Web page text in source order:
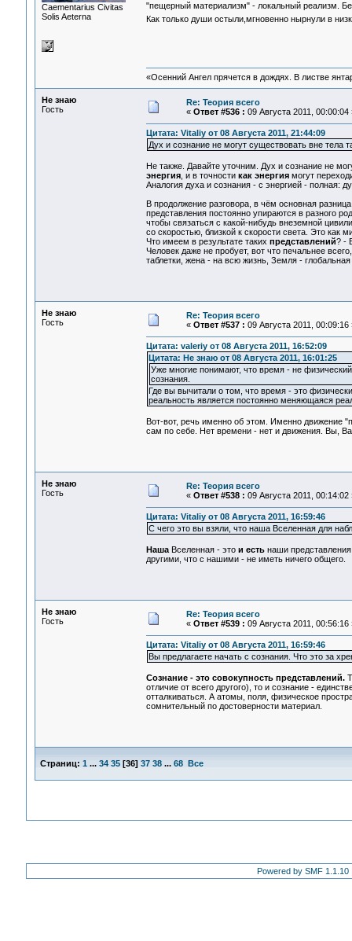
Сaementarius Civitas
Solis Aeterna
"пещерный материализм" - локальный реализм.
Как только души остыли,мгновенно нырнули в
«Осенний Ангел прячется в дождях. В листве
Не знаю
Гость
Re: Теория всего
« Ответ #536 : 09 Августа 2011, 00:00:04
Цитата: Vitaliy от 08 Августа 2011, 21:44:09
Дух и сознание не могут существовать вне тела
Не также. Давайте уточним. Дух и сознание не
энергия, и в точности как энергиямогут
Аналогия духа и сознания - с энергией - полная:
В продолжение разговора, в чём основная
представления постоянно упираются в разного
чтобы связаться с какой-нибудь внеземной
со скоростью, близкой к скорости света. Это
Что имеем в результате таких представлений? -
Человек даже не пробует, вот что печальнее
таблетки, жена - на всю жизнь, Земля -
Не знаю
Гость
Re: Теория всего
« Ответ #537 : 09 Августа 2011, 00:09:16
Цитата: valeriy от 08 Августа 2011, 16:52:09
Цитата: Не знаю от 08 Августа 2011, 16:01:25
Уже многие понимают, что время - не
сознания.
Где вы вычитали о том, что время - это
реальность является постоянно меняющаяся
Вот-вот, речь именно об этом. Именно движение
сам по себе. Нет времени - нет и движения. Вы,
Не знаю
Гость
Re: Теория всего
« Ответ #538 : 09 Августа 2011, 00:14:02
Цитата: Vitaliy от 08 Августа 2011, 16:59:46
С чего это вы взяли, что наша Вселенная для
НашаВселенная - это и естьнаши
другими, что с нашими - не иметь ничего общего.
Не знаю
Гость
Re: Теория всего
« Ответ #539 : 09 Августа 2011, 00:56:16
Цитата: Vitaliy от 08 Августа 2011, 16:59:46
Вы предлагаете начать с сознания. Что это за
Сознание - это совокупность представлений.
отличие от всего другого), то и сознание -
отталкиваться. А атомы, поля, физическое
сомнительный по достоверности материал.
Страниц: 1 ... 34 35[36] 37 38 ... 68 Все
Powered by SMF 1.1.10